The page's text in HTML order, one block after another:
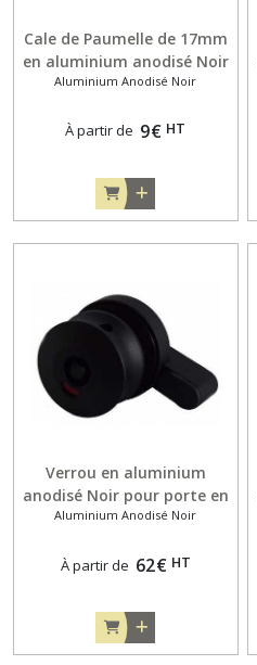
Cale de Paumelle de 17mm
en aluminium anodisé Noir
pour porte en applique de
Aluminium Anodisé Noir
À partir de 9€ HT
Verrou en aluminium
anodisé Noir pour porte en
applique de 13mm
Aluminium Anodisé Noir
À partir de 62€ HT